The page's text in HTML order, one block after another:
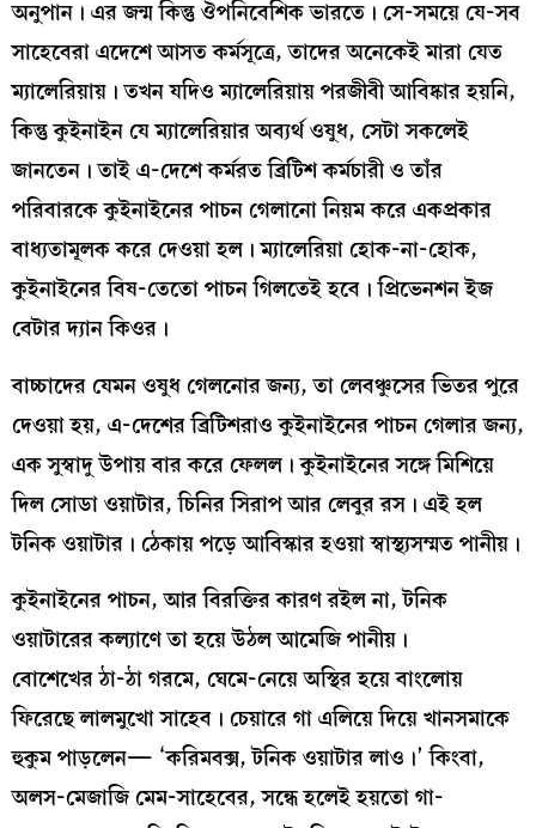
অনুপান। এর জন্ম কিন্তু ঔপনিবেশিক ভারতে। সে-সময়ে যে-সব
সাহেবেরা এদেশে আসত কর্মসূত্রে, তাদের অনেকেই মারা যেত
ম্যালেরিয়ায়। তখন যদিও ম্যালেরিয়ায় পরজীবী আবিষ্কার হয়নি,
কিন্তু কুইনাইন যে ম্যালেরিয়ার অব্যর্থ ওষুধ, সেটা সকলেই
জানতেন। তাই এ-দেশে কর্মরত ব্রিটিশ কর্মচারী ও তাঁর
পরিবারকে কুইনাইনের পাচন গেলানো নিয়ম করে একপ্রকার
বাধ্যতামূলক করে দেওয়া হল। ম্যালেরিয়া হোক-না-হোক,
কুইনাইনের বিষ-তেতো পাচন গিলতেই হবে। প্রিভেনশন ইজ
বেটার দ্যান কিওর।
বাচ্চাদের যেমন ওষুধ গেলনোর জন্য, তা লেবঞ্চুসের ভিতর পুরে
দেওয়া হয়, এ-দেশের ব্রিটিশরাও কুইনাইনের পাচন গেলার জন্য,
এক সুস্বাদু উপায় বার করে ফেলল। কুইনাইনের সঙ্গে মিশিয়ে
দিল সোডা ওয়াটার, চিনির সিরাপ আর লেবুর রস। এই হল
টনিক ওয়াটার। ঠেকায় পড়ে আবিস্কার হওয়া স্বাস্থ্যসম্মত পানীয়।
কুইনাইনের পাচন, আর বিরক্তির কারণ রইল না, টনিক
ওয়াটারের কল্যাণে তা হয়ে উঠল আমেজি পানীয়।
বোশেখের ঠা-ঠা গরমে, ঘেমে-নেয়ে অস্থির হয়ে বাংলোয়
ফিরেছে লালমুখো সাহেব। চেয়ারে গা এলিয়ে দিয়ে খানসমাকে
হুকুম পাড়লেন— ‘করিমবক্স, টনিক ওয়াটার লাও।’ কিংবা,
অলস-মেজাজি মেম-সাহেবের, সন্ধে হলেই হয়তো গা-